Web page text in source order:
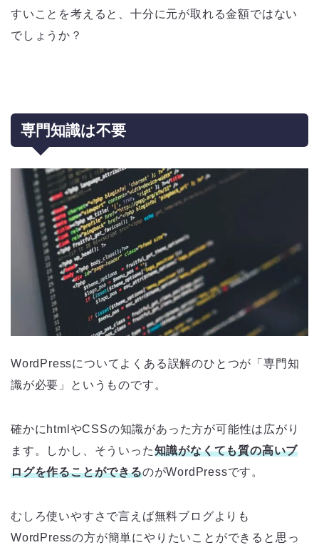
すいことを考えると、十分に元が取れる金額ではない
でしょうか？
専門知識は不要
WordPressについてよくある誤解のひとつが「専門知
識が必要」というものです。
確かにhtmlやCSSの知識があった方が可能性は広がり
ます。しかし、そういった知識がなくても質の高いブ
ログを作ることができるのがWordPressです。
むしろ使いやすさで言えば無料ブログよりも
WordPressの方が簡単にやりたいことができると思っ